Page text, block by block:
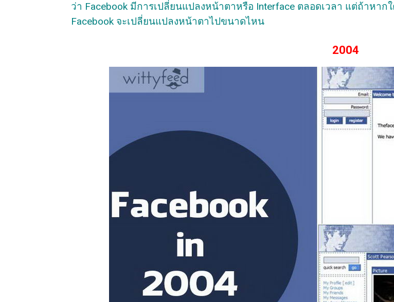
ว่า Facebook มีการเปลี่ยนแปลงหน้าตาหรือ Interface ตลอดเวลา แต่ถ้าหา
Facebook จะเปลี่ยนแปลงหน้าตาไปขนาดไหน
2004